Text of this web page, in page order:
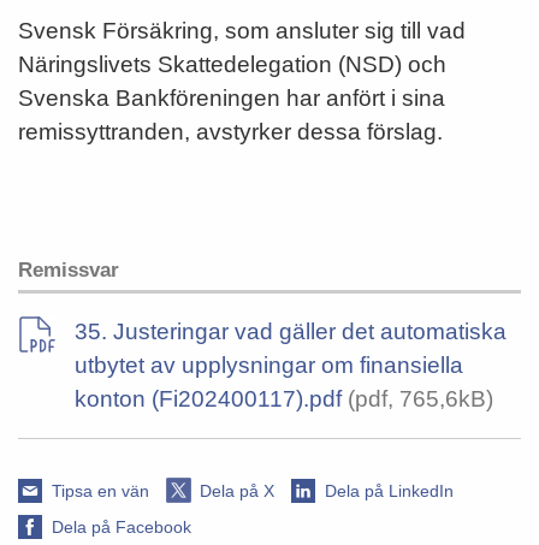
Svensk Försäkring, som ansluter sig till vad
Näringslivets Skattedelegation (NSD) och
Svenska Bankföreningen har anfört i sina
remissyttranden, avstyrker dessa förslag.
Remissvar
35. Justeringar vad gäller det automatiska
utbytet av upplysningar om finansiella
konton (Fi202400117).pdf(pdf, 765,6kB)
Tipsa en vän Dela på X
Dela på LinkedIn
Dela på Facebook